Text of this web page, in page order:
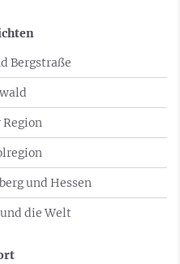
Bergstraße
Region
und Hessen
die Welt